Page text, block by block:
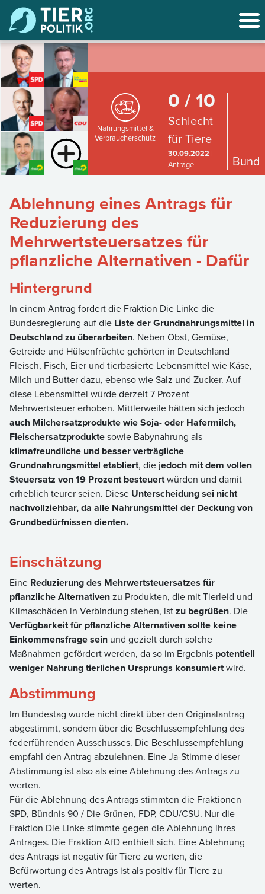
Nahrungsmittel &
Verbraucherschutz
0 / 10
Schlecht
für Tiere
30.09.2022 |
Anträge
Bund
Ablehnung eines Antrags für
Reduzierung des
Mehrwertsteuersatzes für
pflanzliche Alternativen - Dafür
Hintergrund
In einem Antrag fordert die Fraktion Die Linke die
Bundesregierung auf die Liste der Grundnahrungsmittel in
Deutschland zu überarbeiten. Neben Obst, Gemüse,
Getreide und Hülsenfrüchte gehörten in Deutschland
Fleisch, Fisch, Eier und tierbasierte Lebensmittel wie Käse,
Milch und Butter dazu, ebenso wie Salz und Zucker. Auf
diese Lebensmittel würde derzeit 7 Prozent
Mehrwertsteuer erhoben. Mittlerweile hätten sich jedoch
auch Milchersatzprodukte wie Soja- oder Hafermilch,
Fleischersatzproduktesowie Babynahrung als
klimafreundliche und besser verträgliche
Grundnahrungsmittel etabliert, die jedoch mit dem vollen
Steuersatz von 19 Prozent besteuertwürden und damit
erheblich teurer seien. Diese Unterscheidung sei nicht
nachvollziehbar, da alle Nahrungsmittel der Deckung von
Grundbedürfnissen dienten.
Einschätzung
Eine Reduzierung des Mehrwertsteuersatzes für
pflanzliche Alternativenzu Produkten, die mit Tierleid und
Klimaschäden in Verbindung stehen, istzu begrüßen. Die
Verfügbarkeit für pflanzliche Alternativen sollte keine
Einkommensfrage sein und gezielt durch solche
Maßnahmen gefördert werden, da so im Ergebnis potentiell
weniger Nahrung tierlichen Ursprungs konsumiertwird.
Abstimmung
Im Bundestag wurde nicht direkt über den Originalantrag
abgestimmt, sondern über die Beschlussempfehlung des
federführenden Ausschusses. Die Beschlussempfehlung
empfahl den Antrag abzulehnen. Eine Ja-Stimme dieser
Abstimmung ist also als eine Ablehnung des Antrags zu
werten.
Für die Ablehnung des Antrags stimmten die Fraktionen
SPD, Bündnis 90 / Die Grünen, FDP, CDU/CSU. Nur die
Fraktion Die Linke stimmte gegen die Ablehnung ihres
Antrages. Die Fraktion AfD enthielt sich. Eine Ablehnung
des Antrags ist negativ für Tiere zu werten, die
Befürwortung des Antrags ist als positiv für Tiere zu
werten.